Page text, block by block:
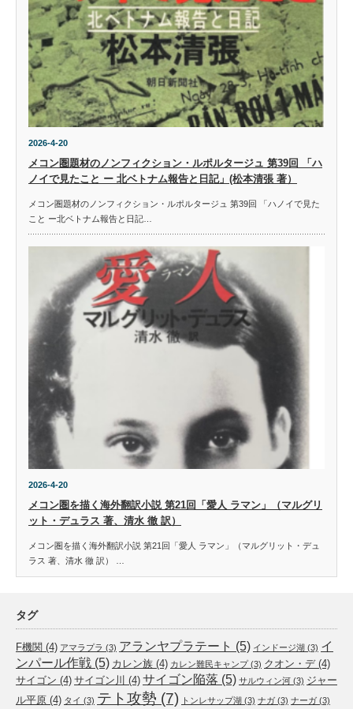
2026-4-20
メコン圏題材のノンフィクション・ルポルタージュ 第39回 「ハ
ノイで見たこと ー 北ベトナム報告と日記」(松本清張 著）
メコン圏題材のノンフィクション・ルポルタージュ 第39回 「ハノイで見た
こと ー北ベトナム報告と日記…
2026-4-20
メコン圏を描く海外翻訳小説 第21回「愛人 ラマン」（マルグリ
ット・デュラス 著、清水 徹 訳）
メコン圏を描く海外翻訳小説 第21回「愛人 ラマン」（マルグリット・デュ
ラス 著、清水 徹 訳） …
タグ
F機関 (4) アマラプラ (3) アランヤプラテート (5) インドージ湖 (3) イ
ンパール作戦 (5) カレン族 (4) カレン難民キャンプ(3) クオン・デ(4)
サイゴン (4) サイゴン川 (4) サイゴン陥落 (5) サルウィン河 (3) ジャー
ル平原 (4) タイ (3) テト攻勢 (7) トンレサップ湖 (3) ナガ (3) ナーガ (3)